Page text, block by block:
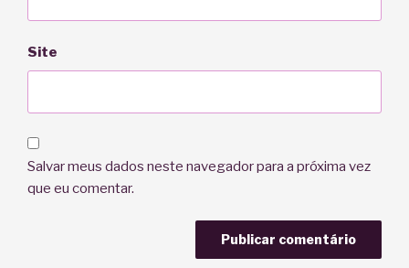
Site
Salvar meus dados neste navegador para a próxima vez
que eu comentar.